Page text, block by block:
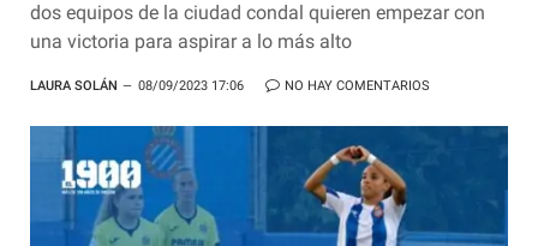
dos equipos de la ciudad condal quieren empezar con
una victoria para aspirar a lo más alto
LAURA SOLÁN 08/09/2023 17:06 NO HAY COMENTARIOS